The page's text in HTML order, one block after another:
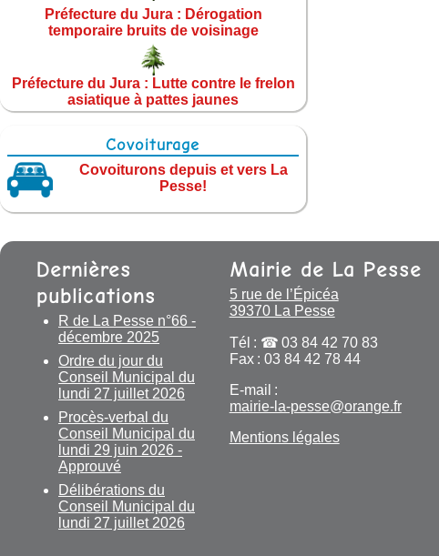
Préfecture du Jura : Dérogation
temporaire bruits de voisinage
Préfecture du Jura : Lutte contre le frelon
asiatique à pattes jaunes
Covoiturage
Covoiturons depuis et vers La
Pesse!
Dernières
publications
R de La Pesse n°66 -
décembre 2025
Ordre du jour du
Conseil Municipal du
lundi 27 juillet 2026
Procès-verbal du
Conseil Municipal du
lundi 29 juin 2026 -
Approuvé
Délibérations du
Conseil Municipal du
lundi 27 juillet 2026
Mairie de La Pesse
5 rue de l’Épicéa
39370 La Pesse
Tél :
03 84 42 70 83
Fax : 03 84 42 78 44
E-mail :
mairie-la-pesse@orange.fr
Mentions légales